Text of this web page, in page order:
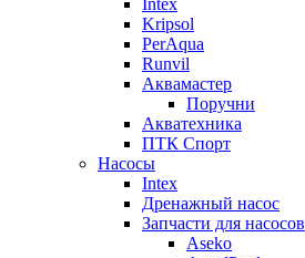
Kripsol
PerAqua
Runvil
Аквамастер
Поручни
Акватехника
ПТК Спорт
Насосы
Intex
Дренажный насос
Запчасти для насосов
Aseko